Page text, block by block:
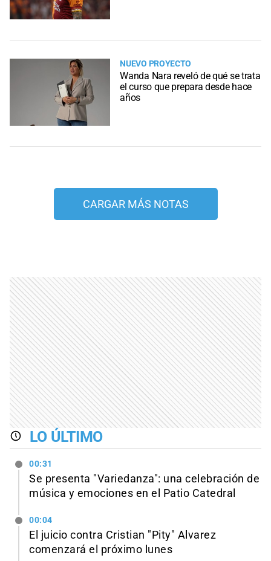
NUEVO PROYECTO
Wanda Nara reveló de qué se trata
el curso que prepara desde hace
años
CARGAR MÁS NOTAS
LO ÚLTIMO
00:31
Se presenta "Variedanza": una celebración de
música y emociones en el Patio Catedral
00:04
El juicio contra Cristian "Pity" Alvarez
comenzará el próximo lunes